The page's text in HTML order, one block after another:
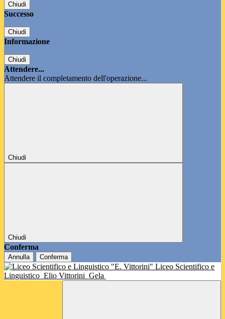
Chiudi
Successo
Chiudi
Informazione
Chiudi
Attendere...
Attendere il completamento dell'operazione...
Chiudi
Chiudi
Conferma
Annulla Conferma
Liceo Scientifico e
Linguistico Elio Vittorini Gela